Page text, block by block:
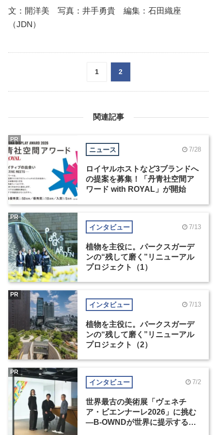
文：開洋美 写真：井手勇貴 編集：石田織座
（JDN）
1 2
関連記事
ニュース 7/28
ロイヤルホストなど3ブランドへ
の提案を募集！「丹青社空間ア
ワード with ROYAL」が開始
PR
インタビュー 7/13
植物を主役に。パークスガーデ
ンの“残して磨く”リニューアル
プロジェクト（1）
PR
インタビュー 7/13
植物を主役に。パークスガーデ
ンの“残して磨く”リニューアル
プロジェクト（2）
PR
インタビュー 7/2
世界最古の美術展「ヴェネチ
ア・ビエンナーレ2026」に挑む
―B-OWNDが世界に提示する美
PR